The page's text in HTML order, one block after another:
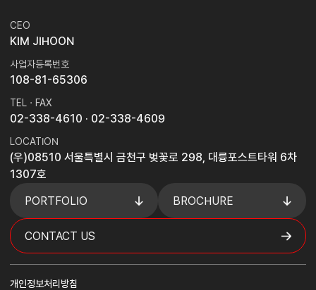
CEO
KIM JIHOON
사업자등록번호
108-81-65306
TEL · FAX
02-338-4610 · 02-338-4609
LOCATION
(우)08510 서울특별시 금천구 벚꽃로 298, 대륭포스트타워 6차
1307호
PORTFOLIO
BROCHURE
CONTACT US
개인정보처리방침